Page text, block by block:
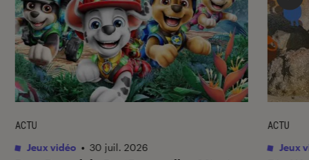
ACTU
Jeux vidéo • 30 juil. 2026
ACTU
Jeux